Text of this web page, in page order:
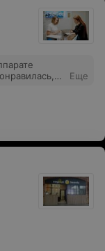
на данную
Еще